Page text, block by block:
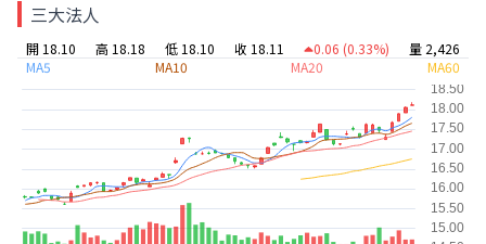
三大法人
開 18.10 高 18.18 低 18.10 收 18.11 0.06 (0.33%)
量 2,426
MA5
MA10 MA20 MA60